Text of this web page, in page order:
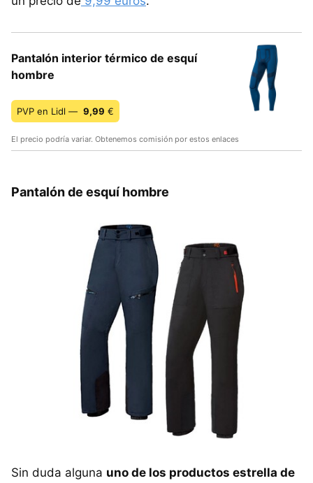
Pantalón interior térmico de esquí
hombre
PVP en Lidl — 9,99 €
El precio podría variar. Obtenemos comisión por estos enlaces
Pantalón de esquí hombre
Sin duda alguna uno de los productos estrella de